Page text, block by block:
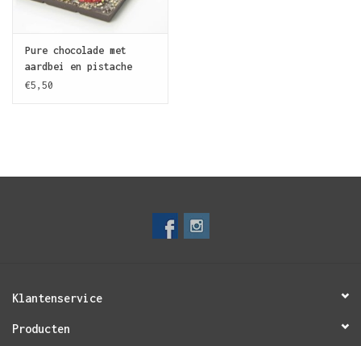
Pure chocolade met
aardbei en pistache
€5,50
Klantenservice
Producten